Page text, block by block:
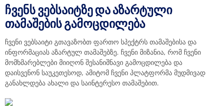
ᲩᲕᲔᲜᲡ ᲕᲔᲑᲡᲐᲘᲢᲖᲔ ᲓᲐ ᲐᲖᲐᲠᲢᲣᲚᲘ
ᲗᲐᲛᲐᲨᲔᲑᲘᲡ ᲒᲐᲛᲝᲪᲓᲘᲚᲔᲑᲐ
ჩვენი ვებსაიტი გთავაზობთ ფართო სპექტრს თამაშებისა და
ინფორმაციას აზარტულ თამაშებზე. ჩვენი მიზანია, რომ ჩვენი
მომხმარებლები მიიღონ შესანიშნავი გამოცდილება და
დაისვენონ საუკეთესოდ, ამიტომ ჩვენი პლატფორმა მუდმივად
განახლდება ახალი და საინტერესო თამაშებით.